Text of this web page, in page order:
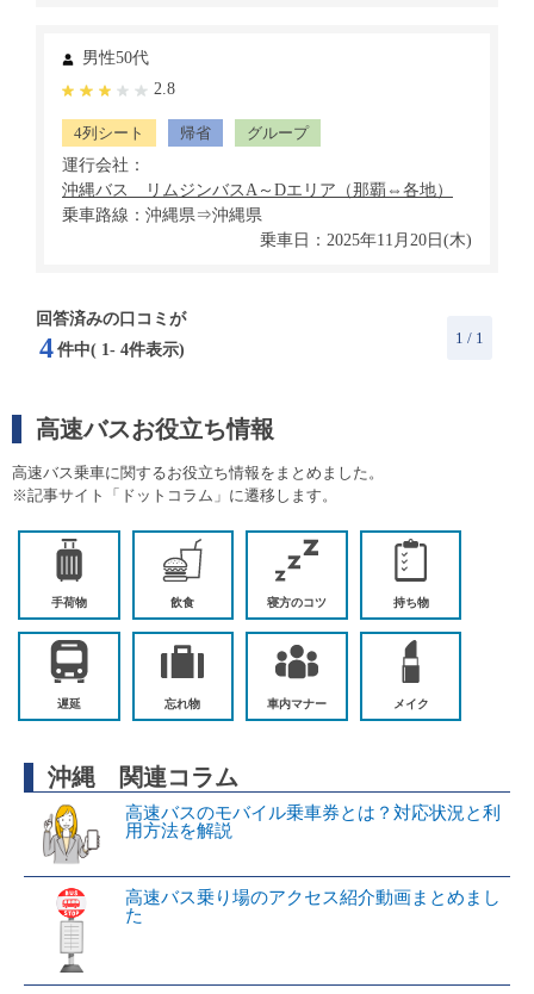
男性50代
2.8
4列シート 帰省
グループ
運行会社：
乗車路線：沖縄県⇒沖縄県
乗車日：2025年11月20日(木)
回答済みの口コミが
4 件中( 1- 4件表示)
1 / 1
高速バスお役立ち情報
高速バス乗車に関するお役立ち情報をまとめました。
※記事サイト「ドットコラム」に遷移します。
手荷物 飲食 寝方のコツ 持ち物
遅延 忘れ物 車内マナー メイク
沖縄 関連コラム
高速バスのモバイル乗車券とは？対応状況と利
用方法を解説
高速バス乗り場のアクセス紹介動画まとめまし
た